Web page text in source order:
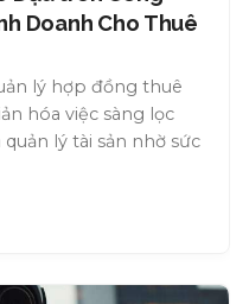
Doanh Cho Thuê
lý hợp đồng thuê
hóa việc sàng lọc
lý tài sản nhờ sức